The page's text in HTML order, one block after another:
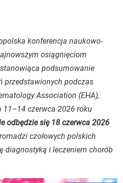
konferencja naukowo-
osiągnięciom
podsumowanie
przedstawionych podczas
Association (EHA),
11–14 czerwca 2026 roku
odbędzie się 18 czerwca 2026
czołowych polskich
diagnostyką i leczeniem chorób